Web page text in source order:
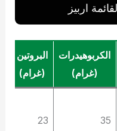
اربيز
الكربوهيدرات
(غرام)
البروتين
(غرام)
35
23